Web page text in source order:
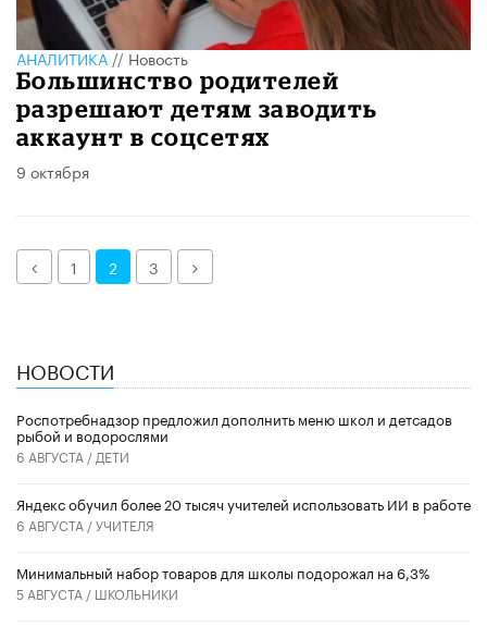
АНАЛИТИКА//Новость
Большинство родителей
разрешают детям заводить
аккаунт в соцсетях
9 октября
Назад1 2 3 Далее
НОВОСТИ
Роспотребнадзор предложил дополнить меню школ и детсадов
рыбой и водорослями
6 АВГУСТА / ДЕТИ
​Яндекс обучил более 20 тысяч учителей использовать ИИ в работе
6 АВГУСТА /УЧИТЕЛЯ
Минимальный набор товаров для школы подорожал на 6,3%
5 АВГУСТА / ШКОЛЬНИКИ